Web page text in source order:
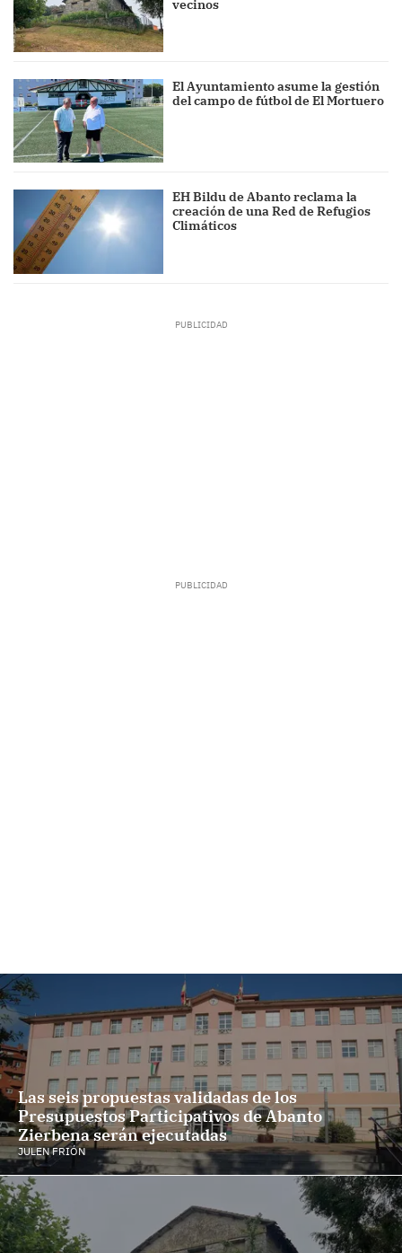
vecinos
El Ayuntamiento asume la gestión
del campo de fútbol de El Mortuero
EH Bildu de Abanto reclama la
creación de una Red de Refugios
Climáticos
Las seis propuestas validadas de los
Presupuestos Participativos de Abanto
Zierbena serán ejecutadas
JULEN FRIÓN